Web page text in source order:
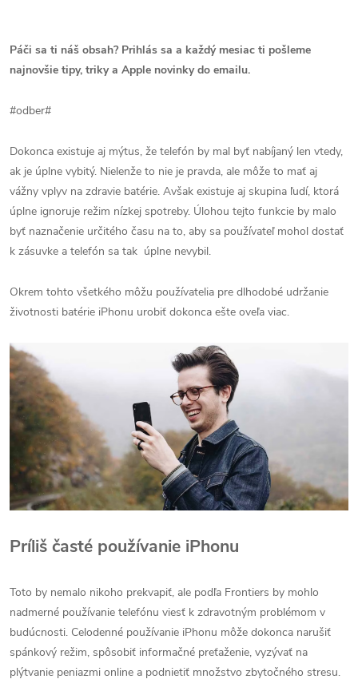
Páči sa ti náš obsah? Prihlás sa a každý mesiac ti pošleme
najnovšie tipy, triky a Apple novinky do emailu.
#odber#
Dokonca existuje aj mýtus, že telefón by mal byť nabíjaný len vtedy,
ak je úplne vybitý. Nielenže to nie je pravda, ale môže to mať aj
vážny vplyv na zdravie batérie. Avšak existuje aj skupina ľudí, ktorá
úplne ignoruje režim nízkej spotreby. Úlohou tejto funkcie by malo
byť naznačenie určitého času na to, aby sa používateľ mohol dostať
k zásuvke a telefón sa tak úplne nevybil.
Okrem tohto všetkého môžu používatelia pre dlhodobé udržanie
životnosti batérie iPhonu urobiť dokonca ešte oveľa viac.
Príliš časté používanie iPhonu
Toto by nemalo nikoho prekvapiť, ale podľa Frontiers by mohlo
nadmerné používanie telefónu viesť k zdravotným problémom v
budúcnosti. Celodenné používanie iPhonu môže dokonca narušiť
spánkový režim, spôsobiť informačné preťaženie, vyzývať na
plýtvanie peniazmi online a podnietiť množstvo zbytočného stresu.